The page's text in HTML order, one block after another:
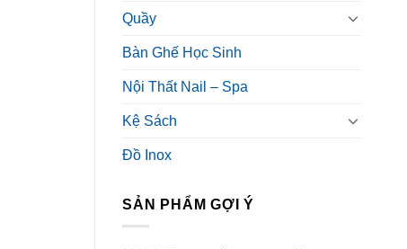
Quầy
Bàn Ghế Học Sinh
Nội Thất Nail – Spa
Kệ Sách
Đồ Inox
SẢN PHẨM GỢI Ý